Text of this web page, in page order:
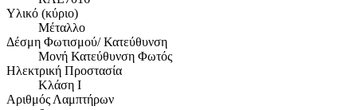
Υλικό (κύριο)
Μέταλλο
Δέσμη Φωτισμού/ Κατεύθυνση
Μονή Κατεύθυνση Φωτός
Ηλεκτρική Προστασία
Κλάση Ι
Αριθμός Λαμπτήρων